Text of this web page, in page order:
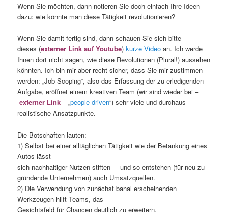
Wenn Sie möchten, dann notieren Sie doch einfach Ihre Ideen
dazu: wie könnte man diese Tätigkeit revolutionieren?
Wenn Sie damit fertig sind, dann schauen Sie sich bitte
dieses (externer Link auf Youtube)kurze Videoan. Ich werde
Ihnen dort nicht sagen, wie diese Revolutionen (Plural!) aussehen
könnten. Ich bin mir aber recht sicher, dass Sie mir zustimmen
werden: „Job Scoping“, also das Erfassung der zu erledigenden
Aufgabe, eröffnet einem kreativen Team (wir sind wieder bei –
externer Link – „people driven“) sehr viele und durchaus
realistische Ansatzpunkte.
Die Botschaften lauten:
1) Selbst bei einer alltäglichen Tätigkeit wie der Betankung eines
Autos lässt
sich nachhaltiger Nutzen stiften – und so entstehen (für neu zu
gründende Unternehmen) auch Umsatzquellen.
2) Die Verwendung von zunächst banal erscheinenden
Werkzeugen hilft Teams, das
Gesichtsfeld für Chancen deutlich zu erweitern.